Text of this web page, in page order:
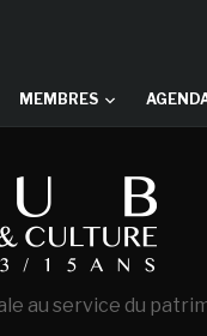
MEMBRES
au service du